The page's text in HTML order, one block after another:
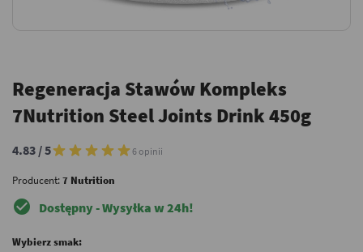
Regeneracja Stawów Kompleks
7Nutrition Steel Joints Drink 450g
4.83 / 5 6 opinii
Producent:7 Nutrition
check_circle Dostępny - Wysyłka w 24h!
Wybierz smak: